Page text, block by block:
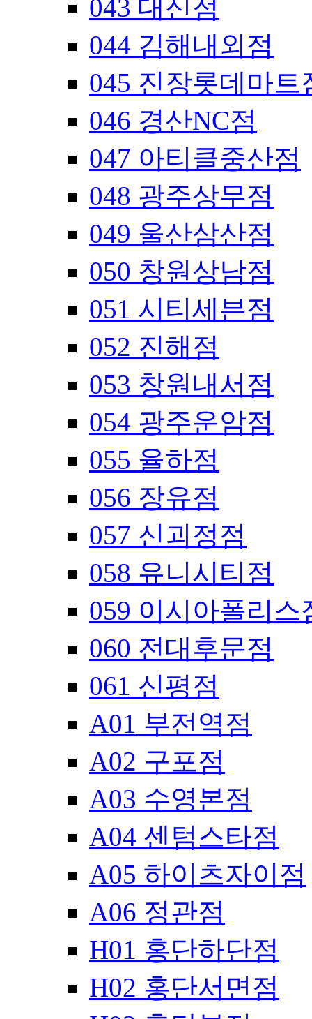
043 대신점
044 김해내외점
045 진장롯데마트
046 경산NC점
047 아티클중산점
048 광주상무점
049 울산삼산점
050 창원상남점
051 시티세븐점
052 진해점
053 창원내서점
054 광주운암점
055 율하점
056 장유점
057 신괴정점
058 유니시티점
059 이시아폴리스
060 전대후문점
061 신평점
A01 부전역점
A02 구포점
A03 수영본점
A04 센텀스타점
A05 하이츠자이점
A06 정관점
H01 홍단하단점
H02 홍단서면점